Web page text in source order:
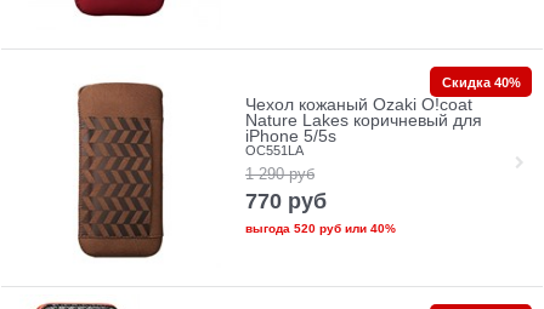
Чехол кожаный Ozaki O!coat
Nature Lakes коричневый для
iPhone 5/5s
OC551LA
1 290 руб
770 руб
выгода 520 рубили 40%
Скидка 40%